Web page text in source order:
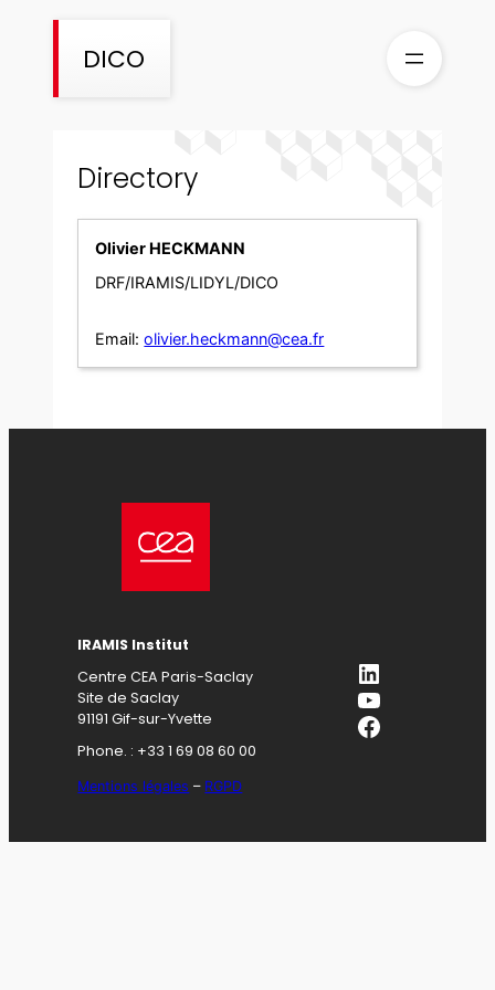
DICO
Directory
Olivier HECKMANN
DRF/IRAMIS/LIDYL/DICO
Email: olivier.heckmann@cea.fr
IRAMIS Institut
Centre CEA Paris-Saclay
Site de Saclay
91191 Gif-sur-Yvette
Phone. : +33 1 69 08 60 00
Mentions légales – RGPD
LinkedIn
YouTube
Facebook